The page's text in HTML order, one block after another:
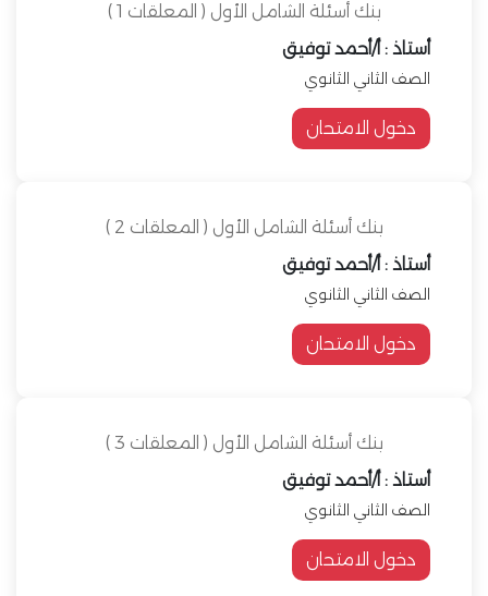
بنك أسئلة الشامل الأول ( المعلقات 1 )
أستاذ : أ/أحمد توفيق
الصف الثاني الثانوي
دخول الامتحان
بنك أسئلة الشامل الأول ( المعلقات 2 )
أستاذ : أ/أحمد توفيق
الصف الثاني الثانوي
دخول الامتحان
بنك أسئلة الشامل الأول ( المعلقات 3 )
أستاذ : أ/أحمد توفيق
الصف الثاني الثانوي
دخول الامتحان